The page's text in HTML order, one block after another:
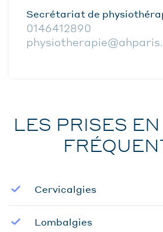
Secrétariat de
0146412890
LES PRISES
Cervicalgies
Lombalgies